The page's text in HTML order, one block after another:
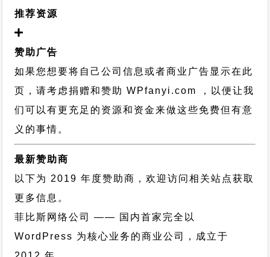
推荐资源
赞助广告
如果您想要将自己公司信息或者商业广告显示在此
页，请考虑捐赠和赞助 WPfanyi.com ，以便让我
们可以有更充足的资源和资金来做这些免费但有意
义的事情。
最新赞助商
以下为 2019 年度赞助商，欢迎访问相关站点获取
更多信息。
菲比斯网络公司
—— 国内首家完全以
WordPress 为核心业务的商业公司，成立于